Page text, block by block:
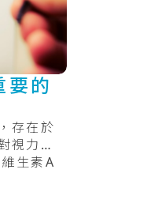
要的
存在於
視力、
生素A
器官